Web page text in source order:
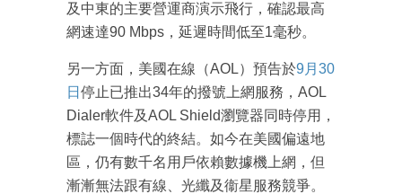
及中東的主要營運商演示飛行，確認最高
網速達90 Mbps，延遲時間低至1毫秒。
另一方面，美國在線（AOL）預告於9月30
日 停止已推出34年的撥號上網服務，AOL
Dialer軟件及AOL Shield瀏覽器同時停用，
標誌一個時代的終結。如今在美國偏遠地
區，仍有數千名用戶依賴數據機上網，但
漸漸無法跟有線、光纖及衞星服務競爭。